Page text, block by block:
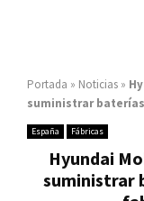
Portada » Noticias »
suministrar
España Fábricas
Hyundai
suministrar